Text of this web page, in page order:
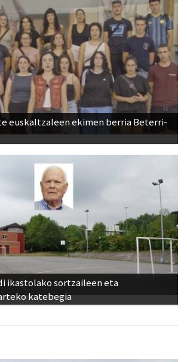
euskaltzaleen ekimen berria Beterri-
ikastolako sortzaileen eta
katebegia